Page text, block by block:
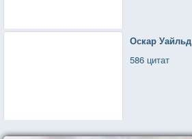
Оскар Уайльд
586 цитат